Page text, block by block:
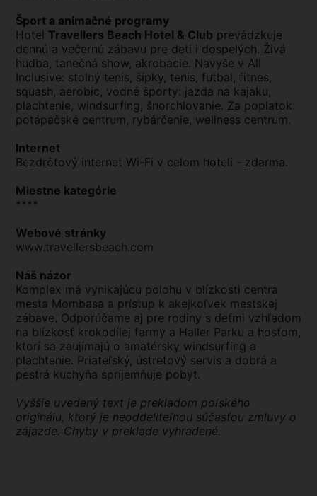
Šport a animačné programy
Hotel Travellers Beach Hotel & Club prevádzkuje
dennú a večernú zábavu pre deti i dospelých. Živá
hudba, tanečná show, akrobacie. Navyše v All
Inclusive: stolný tenis, šípky, tenis, futbal, fitnes,
squash, aerobic, vodné športy: jazda na kajaku,
plachtenie, windsurfing, šnorchlovanie. Za poplatok:
potápačské centrum, rybárčenie, wellness centrum.
Internet
Bezdrôtový internet Wi-Fi v celom hoteli - zdarma.
Miestne kategórie
****
Webové stránky
www.travellersbeach.com
Náš názor
Komplex má vynikajúcu polohu v blízkosti centra
mesta Mombasa a prístup k akejkoľvek mestskej
zábave. Odporúčame aj pre rodiny s deťmi vzhľadom
na blízkosť krokodílej farmy a Haller Parku a hosťom,
ktorí sa zaujímajú o amatérsky windsurfing a
plachtenie. Priateľský, ústretový servis a dobrá a
pestrá kuchyňa spríjemňuje pobyt.
Vyššie uvedený text je prekladom poľského
originálu, ktorý je neoddeliteľnou súčasťou zmluvy o
zájazde. Chyby v preklade vyhradené.